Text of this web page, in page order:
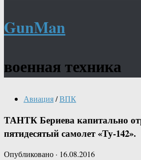
GunMan
военная техника
Авиация/ВПК
ТАНТК Бериева капитально
пятидесятый самолет «Ту-142».
Опубликовано · 16.08.2016